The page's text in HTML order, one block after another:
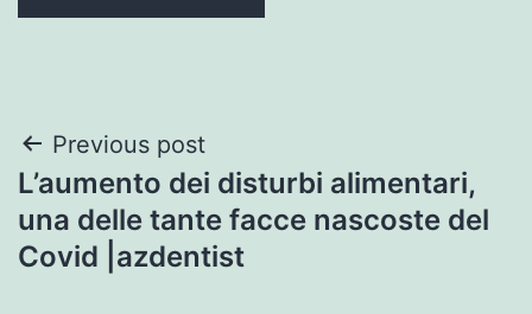
Post
navigation
Previous post
L’aumento dei disturbi alimentari,
una delle tante facce nascoste del
Covid |azdentist